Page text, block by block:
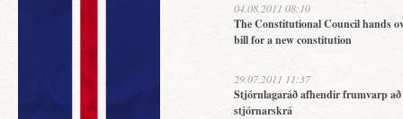
04.08.2011 08:10
The Constitutional Council hands
bill for a new constitution
29.07.2011 11:37
Stjórnlagaráð afhendir frumvarp
stjórnarskrá